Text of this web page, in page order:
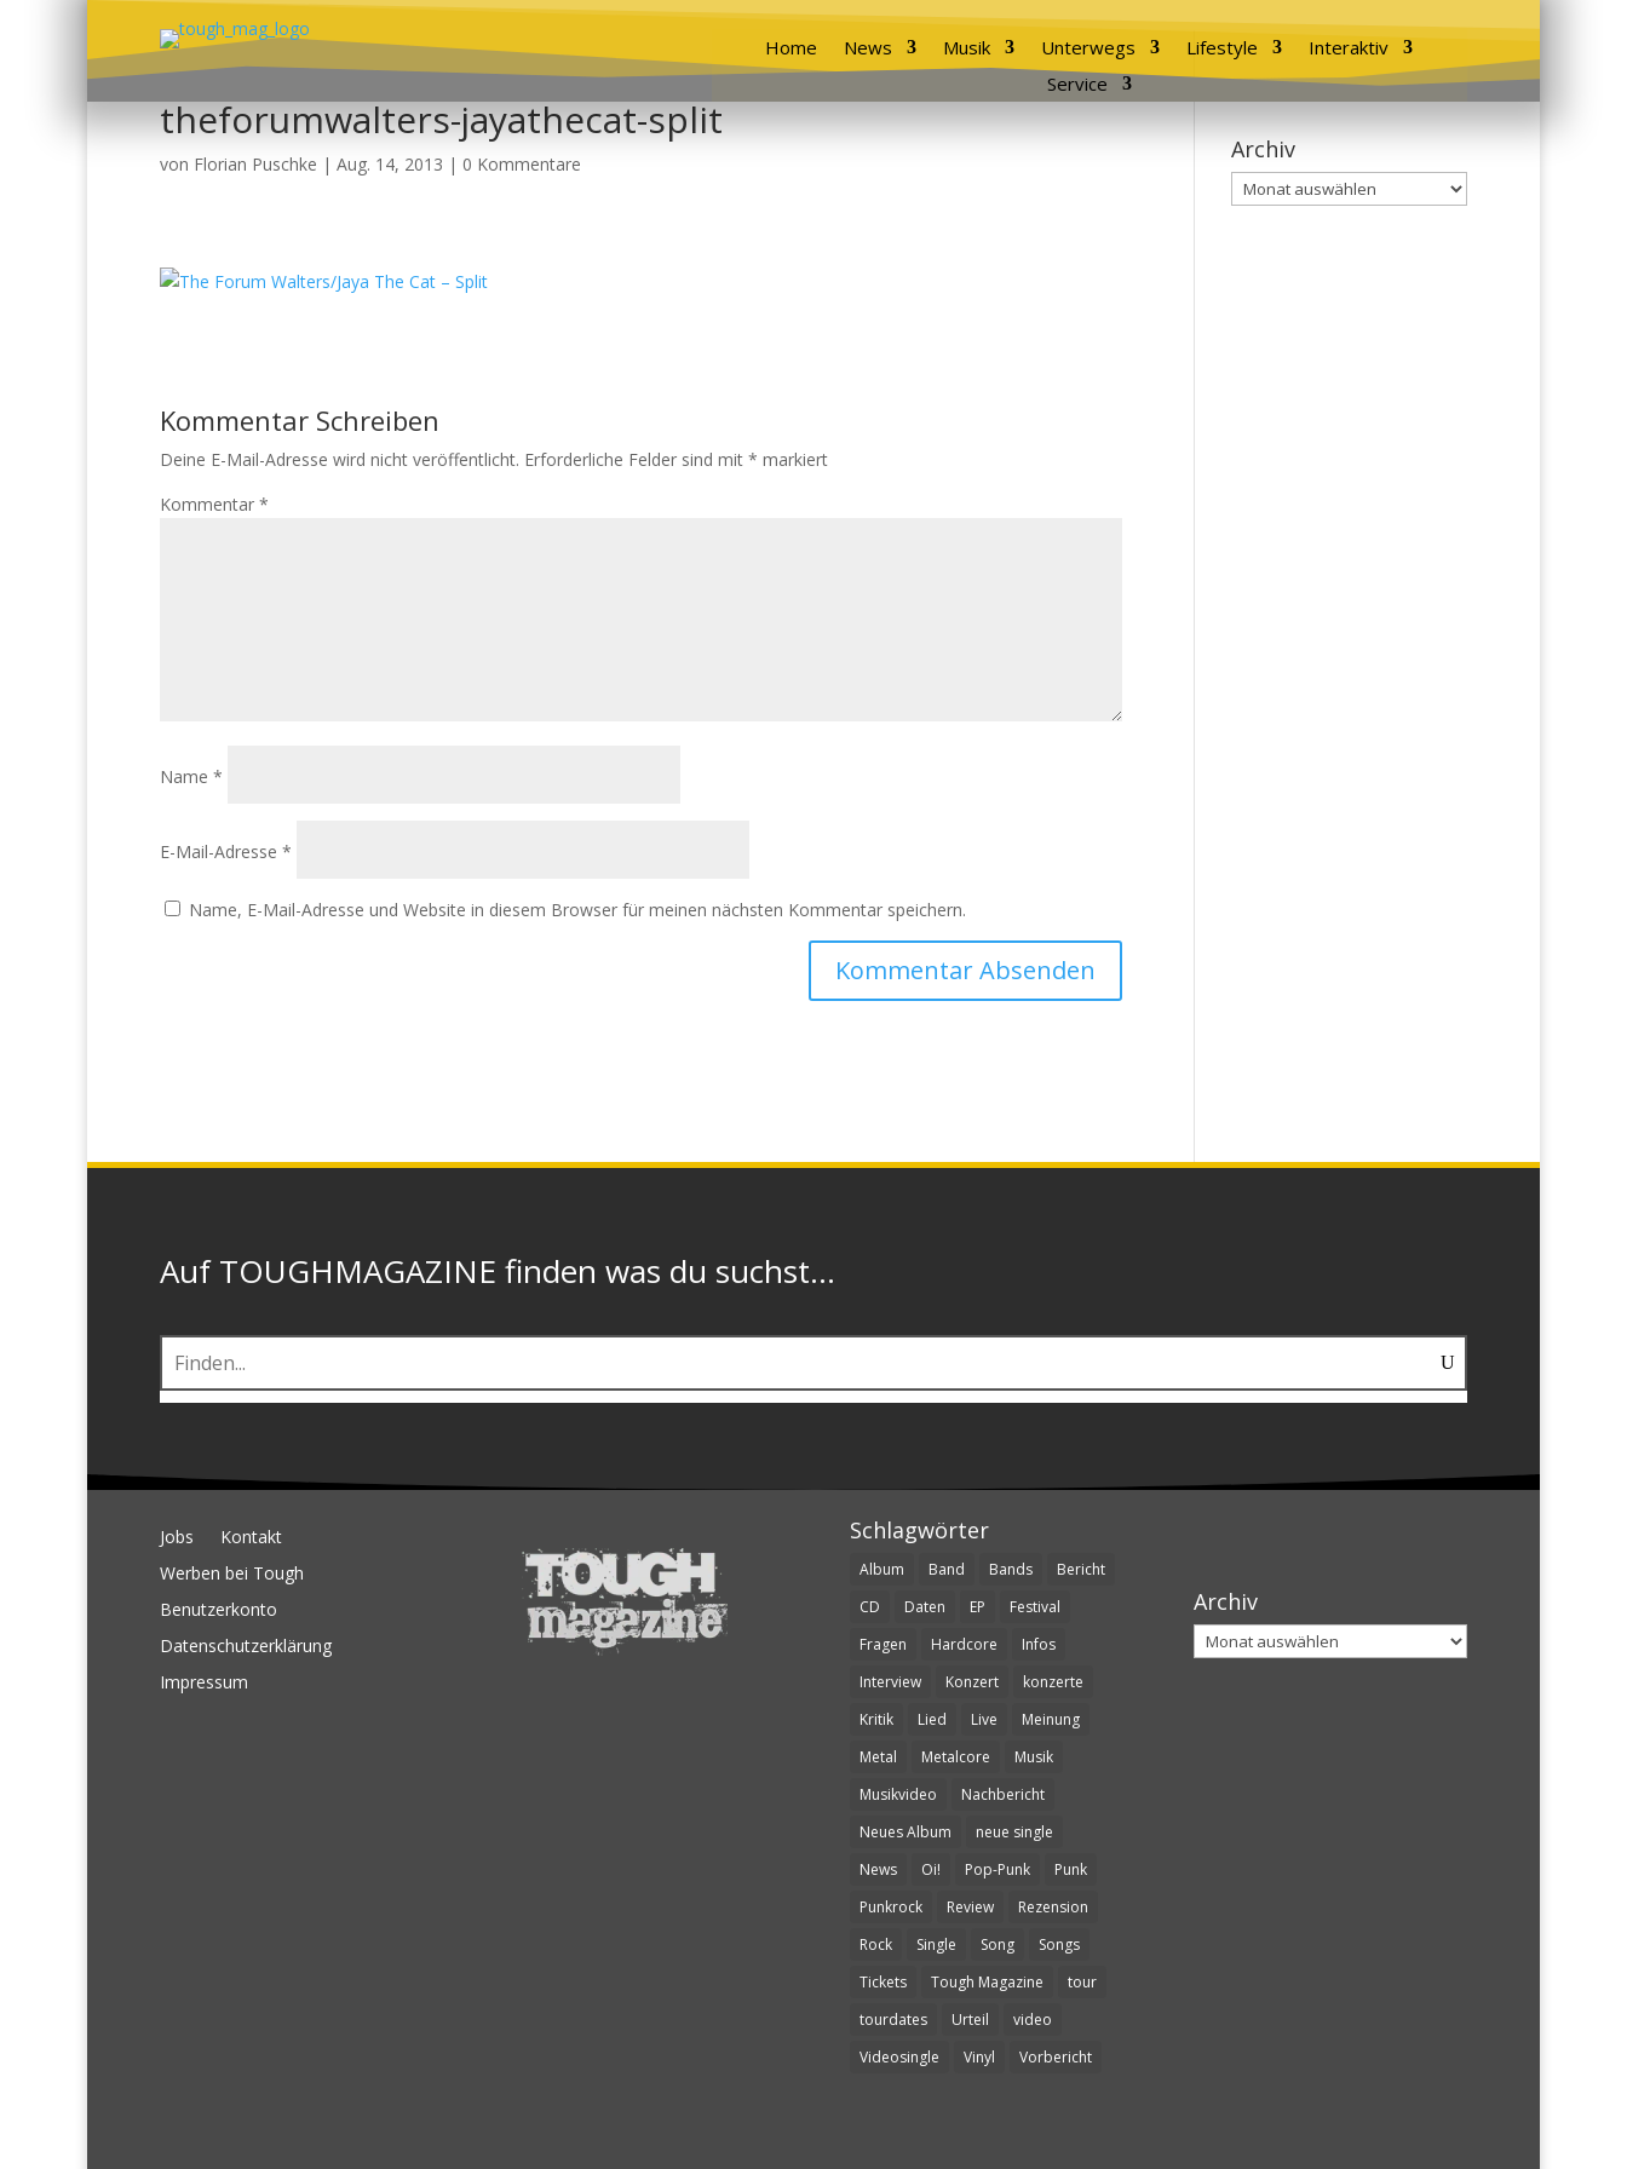
Home News Musik Unterwegs Lifestyle
Interaktiv
Service
theforumwalters-jayathecat-split
von Florian Puschke | Aug. 14, 2013 | 0 Kommentare
Kommentar Schreiben
Deine E-Mail-Adresse wird nicht veröffentlicht. Erforderliche Felder sind mit * markiert
Kommentar *
Name *
E-Mail-Adresse *
Name, E-Mail-Adresse und Website in diesem Browser für meinen nächsten Kommentar speichern.
Archiv
Archiv
Auf TOUGHMAGAZINE finden was du suchst...
Jobs
Kontakt
Werben bei Tough
Benutzerkonto
Datenschutzerklärung
Impressum
Schlagwörter
Album Band Bands
Bericht
CD
Daten EP
Festival
Fragen
Hardcore
Infos
Interview
Konzert
konzerte
Kritik
Lied Live
Meinung
Metal
Metalcore
Musik
Musikvideo
Nachbericht
Neues Album
neue single
News
Oi! Pop-Punk
Punk
Punkrock
Review
Rezension
Rock
Single Song
Songs
Tickets
Tough Magazine
tour
tourdates
Urteil
video
Videosingle
Vinyl Vorbericht
Archiv
Archiv